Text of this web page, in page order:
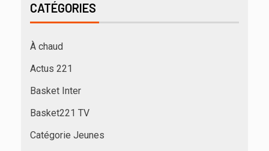
CATÉGORIES
À chaud
Actus 221
Basket Inter
Basket221 TV
Catégorie Jeunes